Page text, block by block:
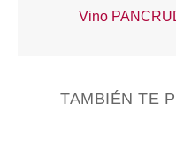
Vino
TAMBIÉN TE